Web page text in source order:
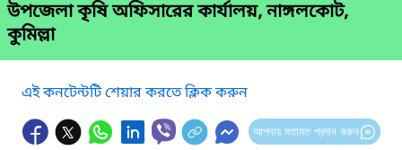
উপজেলা কৃষি অফিসারের কার্যালয়, নাঙ্গলকোট,
কুমিল্লা
এই কনটেন্টটি শেয়ার করতে ক্লিক করুন
আপনার মতামত প্রদান করুন